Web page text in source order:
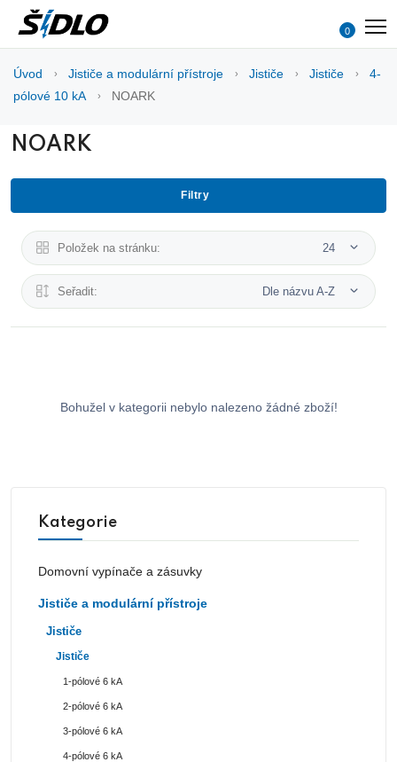
0
Úvod Jističe a modulární přístroje Jističe Jističe
4-
pólové 10 kA
NOARK
NOARK
Filtry
Položek na stránku: 24
Seřadit: Dle názvu A-Z
Bohužel v kategorii nebylo nalezeno žádné zboží!
Kategorie
Domovní vypínače a zásuvky
Jističe a modulární přístroje
Jističe
Jističe
1-pólové 6 kA
2-pólové 6 kA
3-pólové 6 kA
4-pólové 6 kA